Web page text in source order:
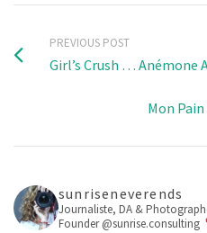
PREVIOUS POST
Girl’s Crush …
Mon
sunriseneverends
Journaliste, DA &
Founder @sunrise.consulting